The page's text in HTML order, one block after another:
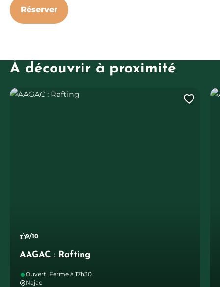
Réserver
À découvrir à proximité
AAGAC : Rafting
9/10
Ouvert. Ferme à 17h30
Najac
AAGAC : Rafting